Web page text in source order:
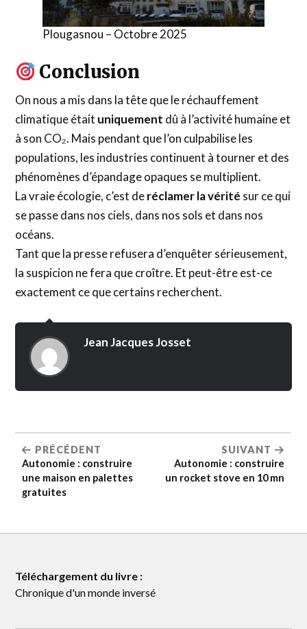
Plougasnou – Octobre 2025
Conclusion
On nous a mis dans la tête que le réchauffement
climatique était uniquement dû à l’activité humaine et
à son CO₂. Mais pendant que l’on culpabilise les
populations, les industries continuent à tourner et des
phénomènes d’épandage opaques se multiplient.
La vraie écologie, c’est deréclamer la vérité sur ce qui
se passe dans nos ciels, dans nos sols et dans nos
océans.
Tant que la presse refusera d’enquêter sérieusement,
la suspicion ne fera que croître. Et peut-être est-ce
exactement ce que certains recherchent.
Jean Jacques Josset
PRÉCÉDENT
Autonomie : construire
une maison en palettes
gratuites
SUIVANT
Autonomie : construire
un rocket stove en 10 mn
Téléchargement du livre :
Chronique d'un monde inversé